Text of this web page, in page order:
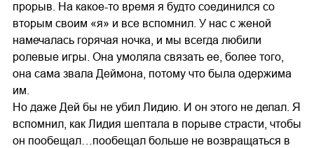
прорыв. На какое-то время я будто соединился со
вторым своим «я» и все вспомнил. У нас с женой
намечалась горячая ночка, и мы всегда любили
ролевые игры. Она умоляла связать ее, более того,
она сама звала Деймона, потому что была одержима
им.
Но даже Дей бы не убил Лидию. И он этого не делал. Я
вспомнил, как Лидия шептала в порыве страсти, чтобы
он пообещал…пообещал больше не возвращаться в